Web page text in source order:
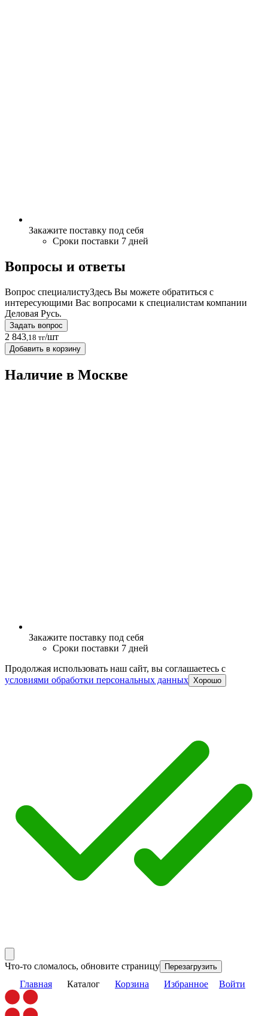
Закажите поставку под себя
Сроки поставки 7 дней
Вопросы и ответы
Вопрос специалистуЗдесь Вы можете обратиться с
интересующими Вас вопросами к специалистам компании
Деловая Русь.
Задать вопрос
2 843,18 тг/шт
Добавить в корзину
Наличие в Москвe
Закажите поставку под себя
Сроки поставки 7 дней
Продолжая использовать наш сайт, вы соглашаетесь c
условиями обработки персональных данных Хорошо
Что-то сломалось, обновите страницу Перезагрузить
Главная Каталог Корзина Избранное Войти